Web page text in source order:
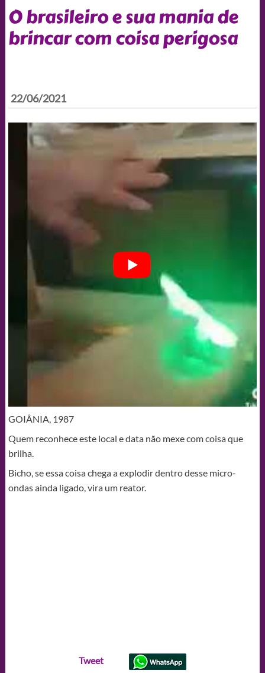
O brasileiro e sua mania de
brincar com coisa perigosa
22/06/2021
GOIÂNIA, 1987
Quem reconhece este local e data não mexe com coisa que
brilha.
Bicho, se essa coisa chega a explodir dentro desse micro-
ondas ainda ligado, vira um reator.
Tweet